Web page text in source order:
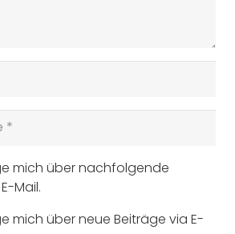
mich über nachfolgende
Mail.
mich über neue Beiträge via E-